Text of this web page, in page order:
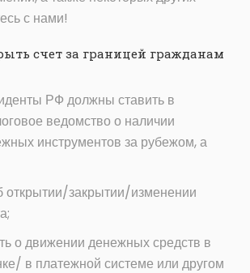
с нами!
счет за границей гражданам
РФ должны ставить в
ведомство о наличии
инструментов за рубежом, а
открытии/закрытии/изменении
о движении денежных средств в
в платежной системе или другом